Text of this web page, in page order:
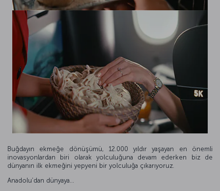
Buğdayın ekmeğe dönüşümü, 12.000 yıldır yaşayan en önemli
inovasyonlardan biri olarak yolculuğuna devam ederken biz de
dünyanın ilk ekmeğini yepyeni bir yolculuğa çıkarıyoruz.
Anadolu’dan dünyaya…